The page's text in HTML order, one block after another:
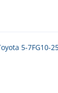
5-7FG10-